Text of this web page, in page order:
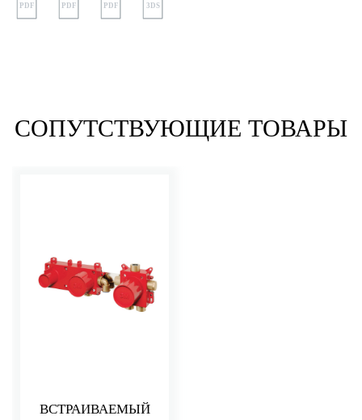
PDF PDF PDF 3DS
СОПУТСТВУЮЩИЕ ТОВАРЫ
ВСТРАИВАЕМЫЙ